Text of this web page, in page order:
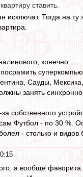
ставить.
Тогда на ту
конечно..
Сауды,
занять синхронно
собственного
Футбол - по 30 %.
- столько и видов
а вообще